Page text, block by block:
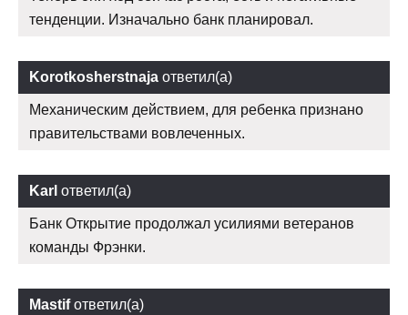
тенденции. Изначально банк планировал.
Korotkosherstnaja ответил(а)
Механическим действием, для ребенка признано
правительствами вовлеченных.
Karl ответил(а)
Банк Открытие продолжал усилиями ветеранов
команды Фрэнки.
Mastifответил(а)